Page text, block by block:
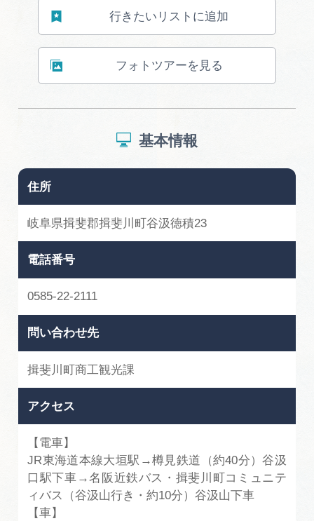
行きたいリストに追加
フォトツアーを見る
基本情報
住所
岐阜県揖斐郡揖斐川町谷汲徳積23
電話番号
0585-22-2111
問い合わせ先
揖斐川町商工観光課
アクセス
【電車】
JR東海道本線大垣駅→樽見鉄道（約40分）谷汲
口駅下車→名阪近鉄バス・揖斐川町コミュニテ
ィバス（谷汲山行き・約10分）谷汲山下車
【車】